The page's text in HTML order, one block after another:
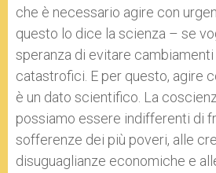
che è necessario agire con
questo lo dice la scienza – se
speranza di evitare
catastrofici. E per questo, agire
è un dato scientifico. La
possiamo essere indifferenti di
sofferenze dei più poveri, alle
disuguaglianze economiche e